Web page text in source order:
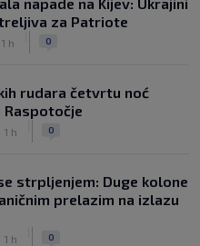
za Patriote
h 0
rudara četvrtu noć
h 0
strpljenjem: Duge kolone
prelazim na izlazu
h 0